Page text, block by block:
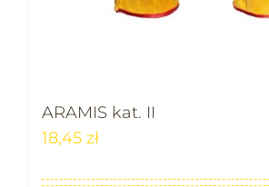
ARAMIS kat. II
18,45 zł